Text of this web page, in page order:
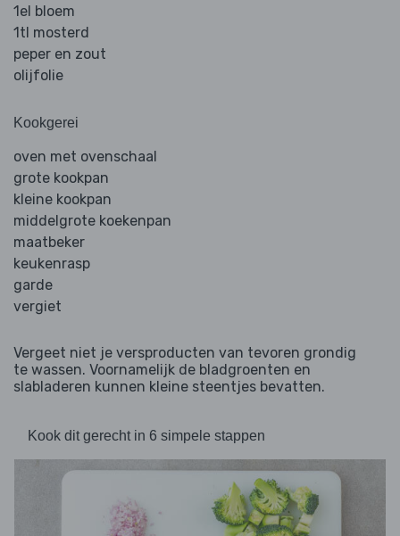
1el bloem
1tl mosterd
peper en zout
olijfolie
Kookgerei
oven met ovenschaal
grote kookpan
kleine kookpan
middelgrote koekenpan
maatbeker
keukenrasp
garde
vergiet
Vergeet niet je versproducten van tevoren grondig
te wassen. Voornamelijk de bladgroenten en
slabladeren kunnen kleine steentjes bevatten.
Kook dit gerecht in 6 simpele stappen